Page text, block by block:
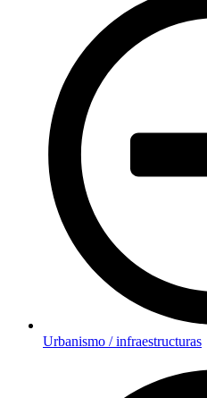
Urbanismo / infraestructuras